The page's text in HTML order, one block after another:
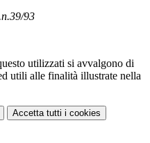
93
utilizzati si avvalgono di
utili alle finalità illustrate nella
Accetta tutti i cookies